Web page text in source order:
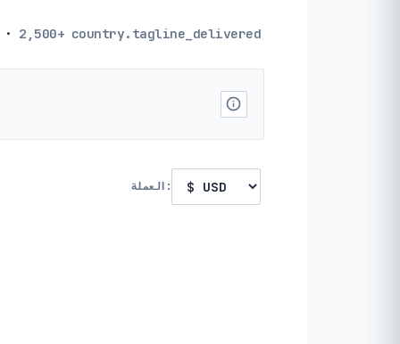
2,500+ country.tagline_delivered
العملة: